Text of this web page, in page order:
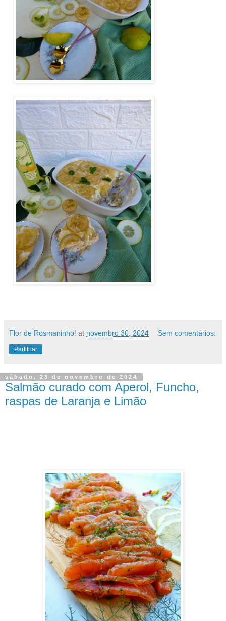
Flor de Rosmaninho! at novembro 30, 2024 Sem comentários:
Partilhar
sábado, 23 de novembro de 2024
Salmão curado com Aperol, Funcho,
raspas de Laranja e Limão